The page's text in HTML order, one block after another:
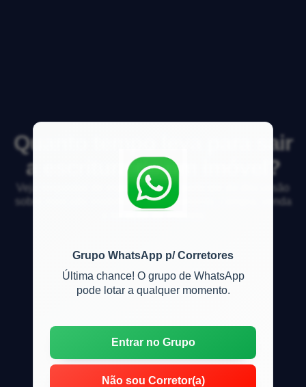
Grupo WhatsApp p/ Corretores
Última chance! O grupo de WhatsApp
pode lotar a qualquer momento.
Entrar no Grupo
Não sou Corretor(a)
Quanto tempo leva para sair
a escritura de um imóvel?
Veja respostas de especialistas e participe da discussão
sobre mercado imobiliário, financiamento, compra, venda
e locação de imóveis